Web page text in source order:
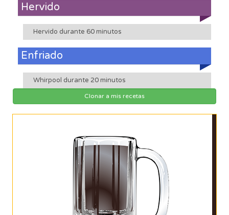
Hervido
Hervido durante 60 minutos
Enfriado
Whirpool durante 20 minutos
Clonar a mis recetas